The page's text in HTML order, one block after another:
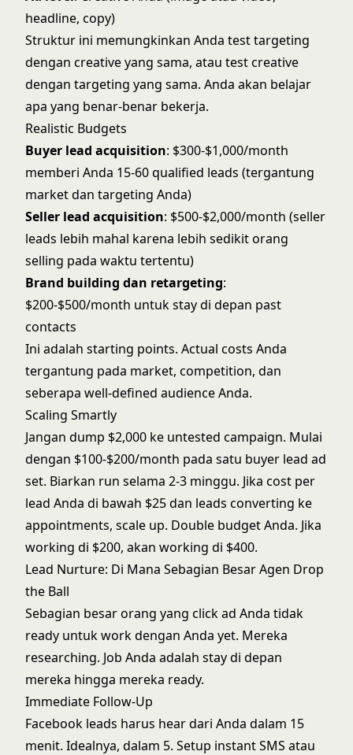
headline, copy)
Struktur ini memungkinkan Anda test targeting
dengan creative yang sama, atau test creative
dengan targeting yang sama. Anda akan belajar
apa yang benar-benar bekerja.
Realistic Budgets
Buyer lead acquisition: $300-$1,000/month
memberi Anda 15-60 qualified leads (tergantung
market dan targeting Anda)
Seller lead acquisition: $500-$2,000/month (seller
leads lebih mahal karena lebih sedikit orang
selling pada waktu tertentu)
Brand building dan retargeting:
$200-$500/month untuk stay di depan past
contacts
Ini adalah starting points. Actual costs Anda
tergantung pada market, competition, dan
seberapa well-defined audience Anda.
Scaling Smartly
Jangan dump $2,000 ke untested campaign. Mulai
dengan $100-$200/month pada satu buyer lead ad
set. Biarkan run selama 2-3 minggu. Jika cost per
lead Anda di bawah $25 dan leads converting ke
appointments, scale up. Double budget Anda. Jika
working di $200, akan working di $400.
Lead Nurture: Di Mana Sebagian Besar Agen Drop
the Ball
Sebagian besar orang yang click ad Anda tidak
ready untuk work dengan Anda yet. Mereka
researching. Job Anda adalah stay di depan
mereka hingga mereka ready.
Immediate Follow-Up
Facebook leads harus hear dari Anda dalam 15
menit. Idealnya, dalam 5. Setup instant SMS atau